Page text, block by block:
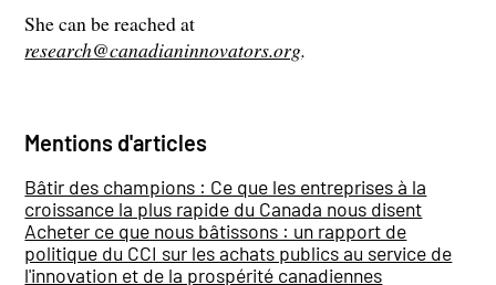
She can be reached at
research@canadianinnovators.org.
Mentions d'articles
Bâtir des champions : Ce que les entreprises à la
croissance la plus rapide du Canada nous disent
Acheter ce que nous bâtissons : un rapport de
politique du CCI sur les achats publics au service de
l'innovation et de la prospérité canadiennes